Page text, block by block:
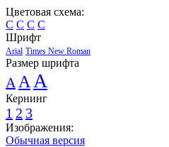
Цветовая схема:
C C C C
Шрифт
Arial Times New Roman
Размер шрифта
A A A
Кернинг
1 2 3
Изображения:
Обычная версия